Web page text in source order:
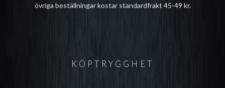
övriga beställningar kostar standardfrakt 45-49 kr.
KÖPTRYGGHET